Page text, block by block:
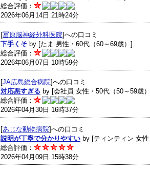
総合評価：
2026年06月14日 21時24分
[冨原脳神経外科医院]への口コミ
下手くそ by [たま 男性・60代（60～69歳）]
総合評価：
2026年06月07日 10時59分
[JA広島総合病院]への口コミ
対応悪すぎる by [会社員 女性・50代（50～59歳
総合評価：
2026年04月30日 16時37分
[あじな動物病院]への口コミ
説明が丁寧で分かりやすい by [ティンティン 女
総合評価：
2026年04月09日 15時38分